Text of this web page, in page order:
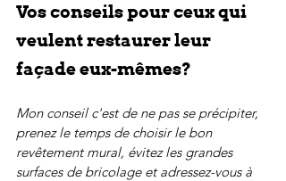
Vos conseils pour ceux qui
veulent restaurer leur
façade eux-mêmes?
Mon conseil c'est de ne pas se précipiter,
prenez le temps de choisir le bon
revêtement mural, évitez les grandes
surfaces de bricolage et adressez-vous à